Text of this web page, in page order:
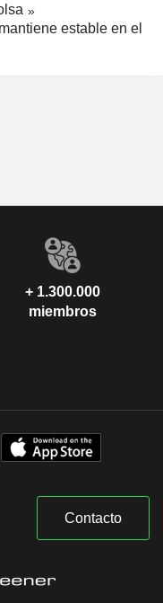
estable en el
+ 1.300.000
miembros
Contacto